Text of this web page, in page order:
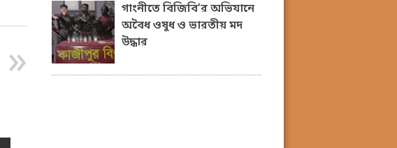
»
গাংনীতে বিজিবি’র অভিযানে
অবৈধ ওষুধ ও ভারতীয় মদ
উদ্ধার